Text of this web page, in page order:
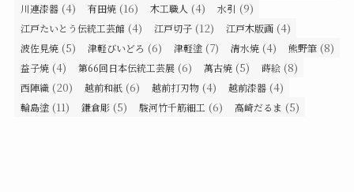
川連漆器 (4) 有田焼 (16) 木工職人 (4) 水引 (9)
江戸たいとう伝統工芸館 (4) 江戸切子 (12) 江戸木版画 (4)
波佐見焼 (5) 津軽びいどろ (6) 津軽塗 (7) 清水焼 (4) 熊野筆 (8)
益子焼 (4) 第66回日本伝統工芸展 (6) 萬古焼 (5) 蒔絵 (8)
西陣織 (20) 越前和紙 (6) 越前打刃物 (4) 越前漆器 (4)
輪島塗 (11) 鎌倉彫 (5) 駿河竹千筋細工 (6) 高崎だるま (5)